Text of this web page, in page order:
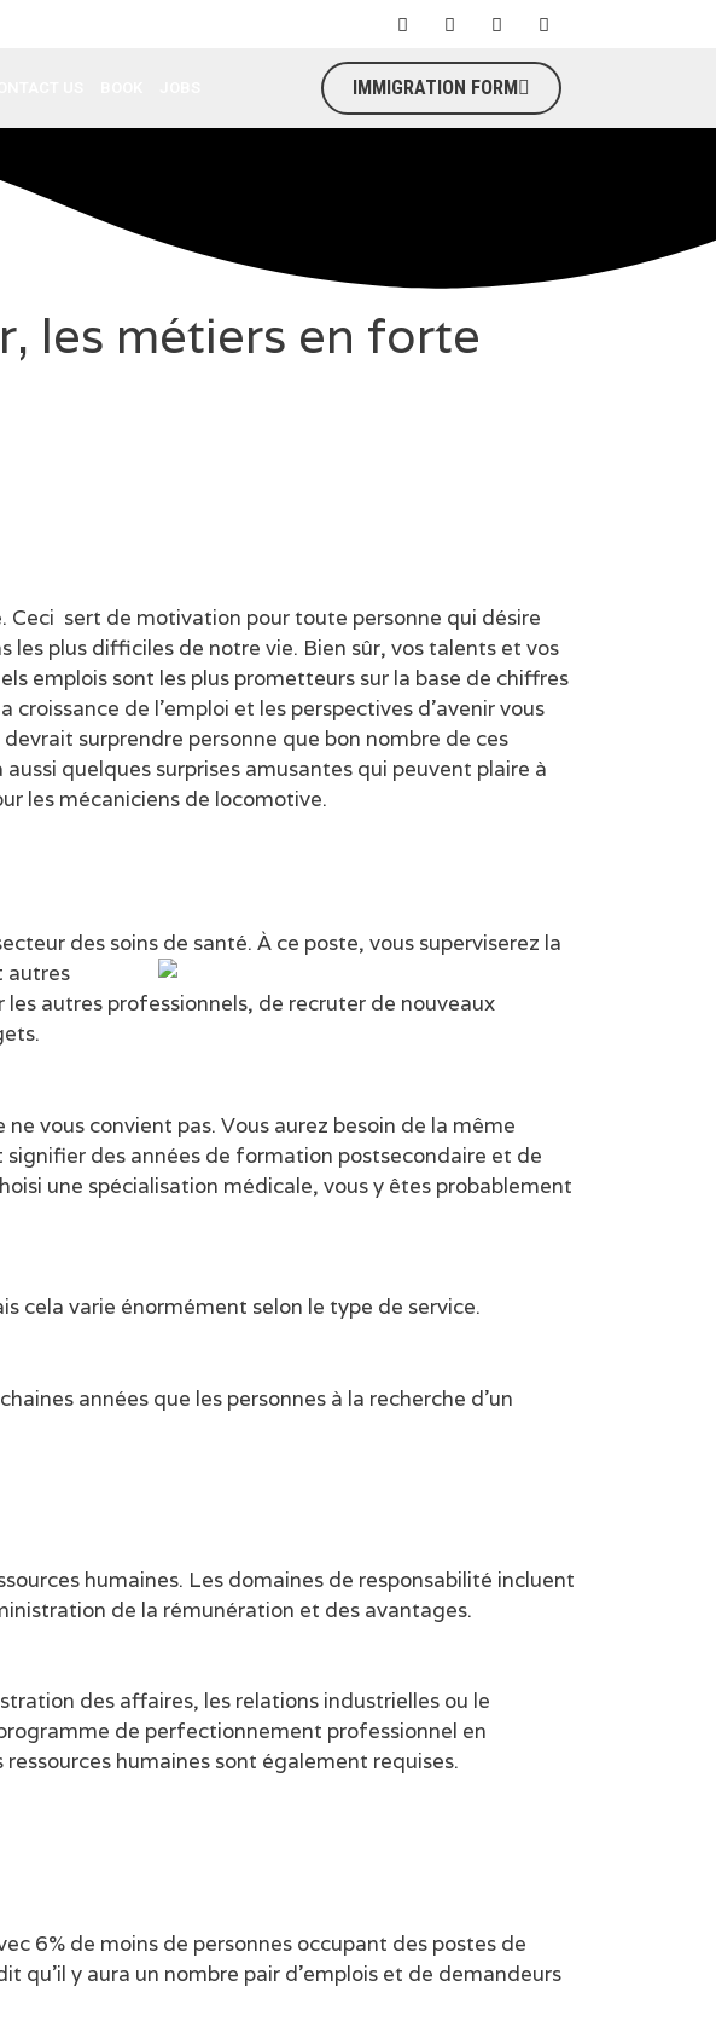
IMMIGRATION FORM
les métiers en forte
Ceci sert de motivation pour toute personne qui désire
les plus difficiles de notre vie. Bien sûr, vos talents et vos
emplois sont les plus prometteurs sur la base de chiffres
de l’emploi et les perspectives d’avenir vous
surprendre personne que bon nombre de ces
quelques surprises amusantes qui peuvent plaire à
les mécaniciens de locomotive.
des soins de santé. À ce poste, vous superviserez la
autres
autres professionnels, de recruter de nouveaux
vous convient pas. Vous aurez besoin de la même
des années de formation postsecondaire et de
une spécialisation médicale, vous y êtes probablement
cela varie énormément selon le type de service.
années que les personnes à la recherche d’un
humaines. Les domaines de responsabilité incluent
de la rémunération et des avantages.
des affaires, les relations industrielles ou le
de perfectionnement professionnel en
humaines sont également requises.
6% de moins de personnes occupant des postes de
qu’il y aura un nombre pair d’emplois et de demandeurs